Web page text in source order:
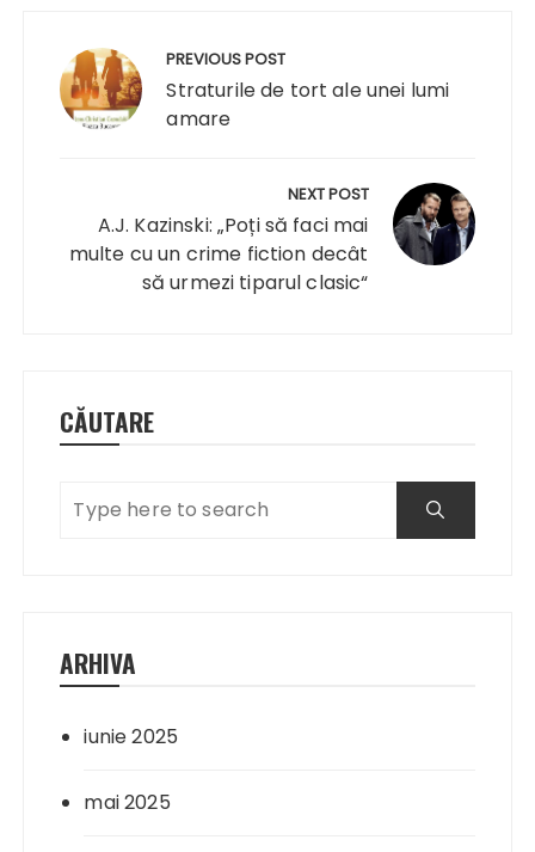
articole
PREVIOUS POST
Straturile de tort ale unei lumi
amare
NEXT POST
A.J. Kazinski: „Poți să faci mai
multe cu un crime fiction decât
să urmezi tiparul clasic“
CĂUTARE
ARHIVA
iunie 2025
mai 2025